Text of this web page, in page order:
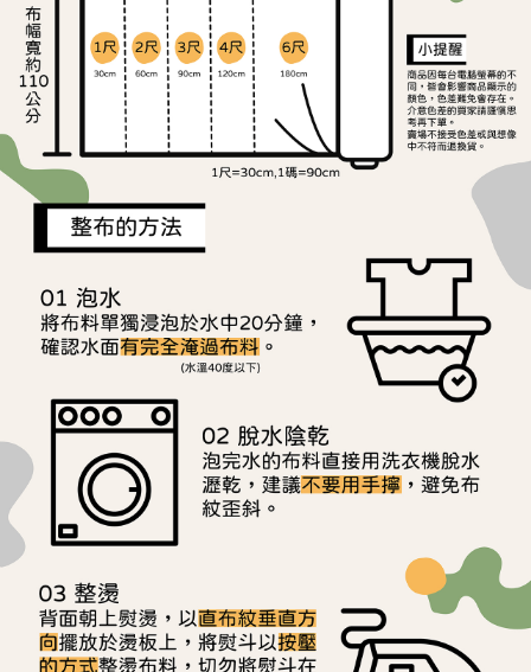
ATM／網路銀行／等多元方式進行付款，方視為交易完成。
※ 請注意：結帳手續完成當下不需立刻繳費，但若您需要取消訂單，請聯絡
購買商品的店家。未經商家同意取消之訂單仍視為有效，需透過AFTEE先享
後付繳納相關費用。
※ 交易是否成功請以「AFTEE先享後付 」之結帳頁面顯示為準，若有關於
是否繳費成功／繳費後需取消欲退款等相關疑問，請聯繫「AFTEE先享後付
客戶支援中心」 https://netprotections.freshdesk.com/support/home
【注意事項】
１．透過由恩沛科技股份有限公司提供之「AFTEE先享後付」服務完成之交
易，需依本服務之必要範圍內提供個人資料，並將交易相關給付款項請求債
權轉讓予恩沛科技股份有限公司。
https://aftee.tw/terms/#terms3
３．未成年的使用者請事先徵得法定代理人或監護人之同意方可使用
「AFTEE先享後付」，若未經同意申辦者引起之損失，本公司不負相關責
任。
４．使用「AFTEE先享後付」時，將依據個別帳號之用戶狀況，依本公司即
時審查核予不同之上限額度；若仍有額度不足之情形，本公司將視審查結果
請求用戶進行身份認證。
５．嚴禁一人註冊多個帳號或使用他人資訊註冊。若發現惡意使用之情形，
恩沛科技股份有限公司將有權停止該用戶之使用額度並採取法律行動。
宅配
每筆NT$150，滿NT$1,500(含以上)免運費
離島宅配
每筆NT$240